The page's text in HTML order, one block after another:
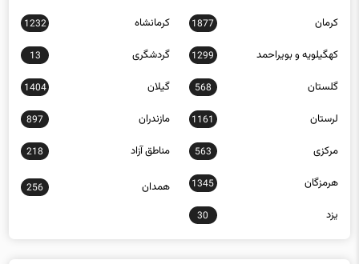
کرمان 1877 کرمانشاه 1232
کهگیلویه و بویراحمد 1299 گردشگری 13
گلستان 568 گیلان 1404
لرستان 1161 مازندران 897
مرکزی 563 مناطق آزاد 218
هرمزگان 1345 همدان 256
یزد 30